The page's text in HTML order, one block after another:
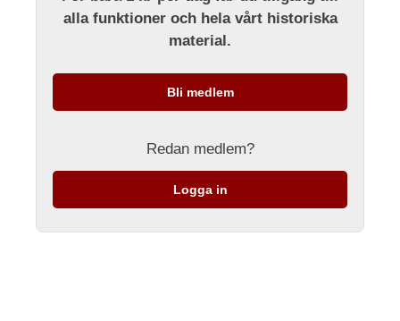
alla funktioner och hela vårt historiska
material.
Bli medlem
Redan medlem?
Logga in